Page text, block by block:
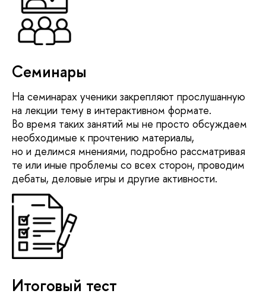
Семинары
На семинарах ученики закрепляют прослушанную
на лекции тему в интерактивном формате.
Во время таких занятий мы не просто обсуждаем
необходимые к прочтению материалы,
но и делимся мнениями, подробно рассматривая
те или иные проблемы со всех сторон, проводим
дебаты, деловые игры и другие активности.
Итоговый тест